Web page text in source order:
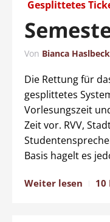
Gesplittetes
Von Bianca Haslbeck
Die Rettung für
gesplittetes
Vorlesungszeit
Zeit vor. RVV,
Basis hagelt es
Weiter lesen 10